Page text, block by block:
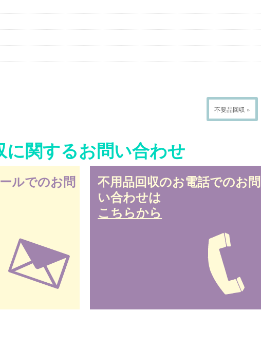
不要品回収 »
に関するお問い合わせ
ルでのお問
不用品回収のお電話でのお問
い合わせは
こちらから